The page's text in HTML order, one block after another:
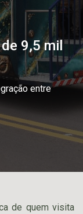
9,5 mil
entre
de quem visita